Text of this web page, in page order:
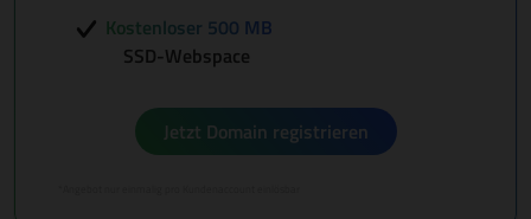
Kostenloser 500 MB
SSD-Webspace
Jetzt Domain registrieren